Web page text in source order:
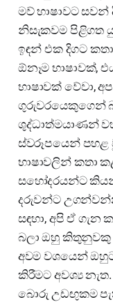
මව් භාෂාවට
නිසැකවම පිළිගත
ඉඳන් එක දිගට
ඕනෑම භාෂාවක්,
භාෂාවක් වේවා,
ගුරුවරයෙකුගෙන්
ශුද්ධාත්මයාණන්
ස්වරූපයෙන් පහළ
භාෂාවලින් කතා
සහෝදරයන්ට
දරුවන්ට උගන්වන්න
සඳහා, අපි ඒ ගැන
බලා ඔහු
අවම වශයෙන්
කිරීමට අවශ්‍ය
බොරු උඩඟුකම